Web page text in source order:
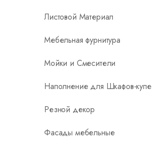
Листовой Материал
Мебельная фурнитура
Мойки и Смесители
Наполнение для Шкафов-купе
Резной декор
Фасады мебельные